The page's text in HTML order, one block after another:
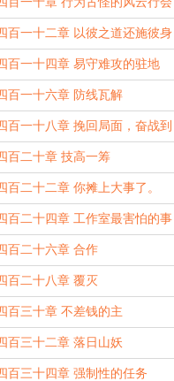
百一十二章 以彼之道还施彼身
百一十四章 易守难攻的驻地
百一十六章 防线瓦解
百一十八章 挽回局面，奋战到
百二十章 技高一筹
百二十二章 你摊上大事了。
百二十四章 工作室最害怕的事
百二十六章 合作
百二十八章 覆灭
百三十章 不差钱的主
百三十二章 落日山妖
百三十四章 强制性的任务